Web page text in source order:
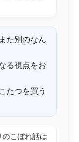
た別のなん
る視点をお
たつを買う
こぼれ話は